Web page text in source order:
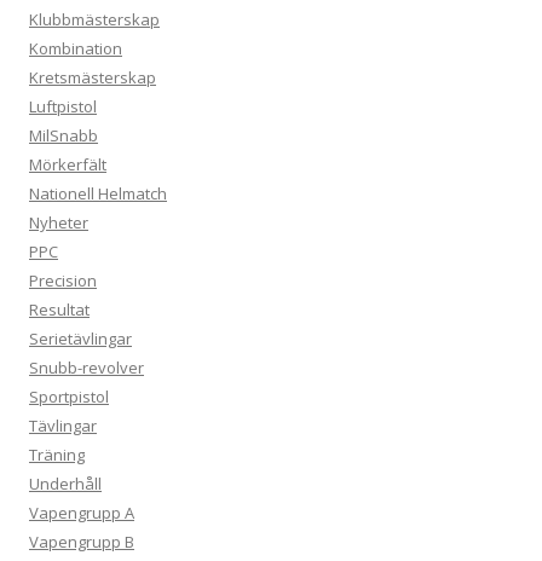
Klubbmästerskap
Kombination
Kretsmästerskap
Luftpistol
MilSnabb
Mörkerfält
Nationell Helmatch
Nyheter
PPC
Precision
Resultat
Serietävlingar
Snubb-revolver
Sportpistol
Tävlingar
Träning
Underhåll
Vapengrupp A
Vapengrupp B